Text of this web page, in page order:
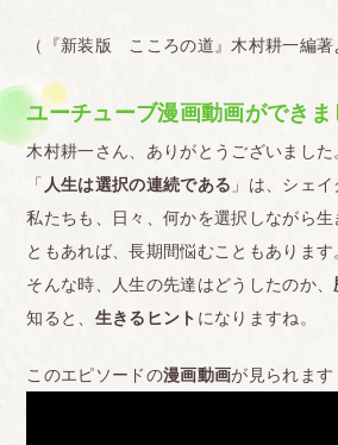
（『新装版 こころの道』木村耕一編著
ユーチューブ漫画動画ができま
木村耕一さん、ありがとうございました
「 人生は選択の連続である 」は、シェ
私たちも、日々、何かを選択しながら生
ともあれば、長期間悩むこともあります
そんな時、人生の先達はどうしたのか、
知ると、 生きるヒント になりますね。
このエピソードの漫画動画が見られます